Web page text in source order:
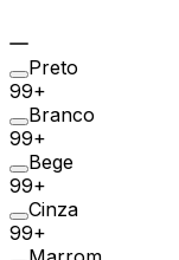
Preto
99+
Branco
99+
Bege
99+
Cinza
99+